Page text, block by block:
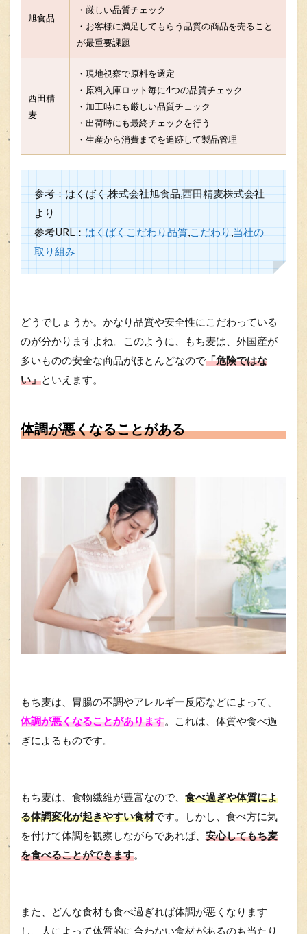
旭食品
・厳しい品質チェック
・お客様に満足してもらう品質の商品を売ること
が最重要課題
西田精
麦
・現地視察で原料を選定
・原料入庫ロット毎に4つの品質チェック
・加工時にも厳しい品質チェック
・出荷時にも最終チェックを行う
・生産から消費までを追跡して製品管理
参考：はくばく,株式会社旭食品,西田精麦株式会社
より
参考URL：はくばくこだわり品質,こだわり,当社の
取り組み
どうでしょうか。かなり品質や安全性にこだわっている
のが分かりますよね。このように、もち麦は、外国産が
多いものの安全な商品がほとんどなので「危険ではな
い」といえます。
体調が悪くなることがある
もち麦は、胃腸の不調やアレルギー反応などによって、
体調が悪くなることがあります。これは、体質や食べ過
ぎによるものです。
もち麦は、食物繊維が豊富なので、 食べ過ぎや体質によ
る体調変化が起きやすい食材です。しかし、食べ方に気
を付けて体調を観察しながらであれば、 安心してもち麦
を食べることができます。
また、どんな食材も食べ過ぎれば体調が悪くなります
し、人によって体質的に合わない食材があるのも当たり